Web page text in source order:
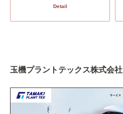
Detail
玉機プラントテックス株式会社